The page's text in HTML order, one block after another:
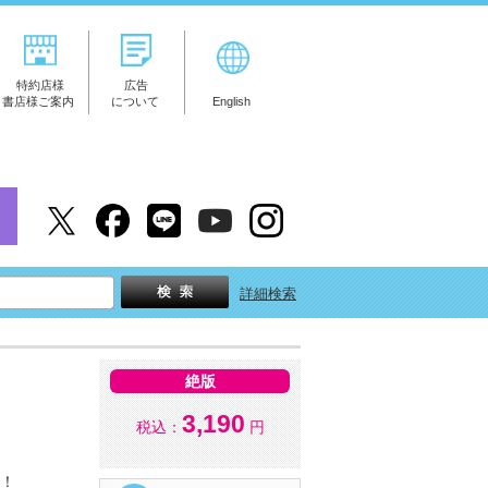
特約店様
書店様ご案内
広告
について
English
詳細検索
絶版
税込： 3,190 円